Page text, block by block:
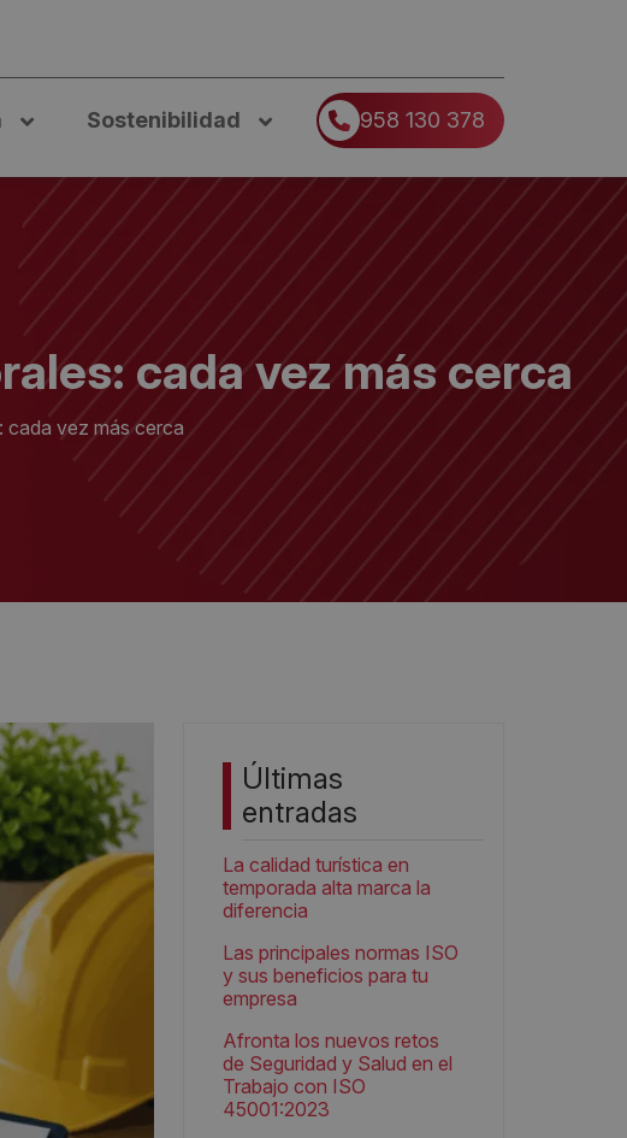
Sostenibilidad 958 130 378
cada vez más cerca
cada vez más cerca
Últimas
entradas
La calidad turística en
temporada alta marca la
diferencia
Las principales normas ISO
y sus beneficios para tu
empresa
Afronta los nuevos retos
de Seguridad y Salud en el
Trabajo con ISO
45001:2023